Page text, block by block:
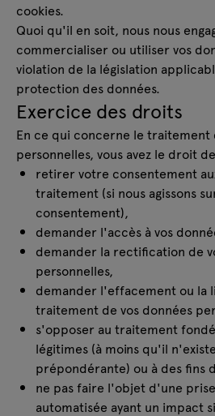
cookies.
Quoi qu'il en soit, nous nous
commercialiser ou utiliser vos
violation de la législation
protection des données.
Exercice des droits
En ce qui concerne le traitement
personnelles, vous avez le droit
retirer votre consentement
traitement (si nous agissons
consentement),
demander l'accès à vos
demander la rectification de
personnelles,
demander l'effacement ou la
traitement de vos données
s'opposer au traitement
légitimes (à moins qu'il
prépondérante) ou à des fins
ne pas faire l'objet d'une
automatisée ayant un impact